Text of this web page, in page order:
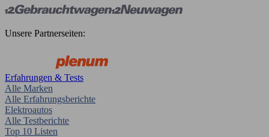
Unsere Partnerseiten:
Erfahrungen & Tests
Alle Marken
Alle Erfahrungsberichte
Elektroautos
Alle Testberichte
Top 10 Listen